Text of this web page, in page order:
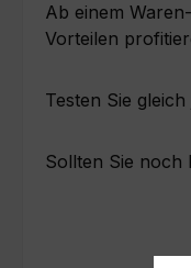
Ab einem
Vorteilen
Testen Sie
Sollten Sie noch